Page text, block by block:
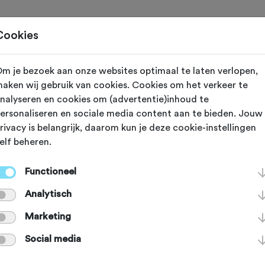
Girona
ademt de koers. De passie
koffie en een liefde voor mensen
de grootste drijfveer.
out voor wielerliefhebbers en
je bezoek aan onze websites optimaal te laten verlopen,
wij gebruik van cookies. Cookies om het verkeer te
en cookies om (advertentie)inhoud te
en sociale media content aan te bieden. Jouw
is belangrijk, daarom kun je deze cookie-instellingen
beheren.
Functioneel
Analytisch
Marketing
Social media